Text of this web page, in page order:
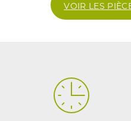
VOIR LES